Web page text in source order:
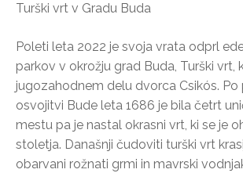
Turški vrt v Gradu Buda
Poleti leta 2022 je svoja vrata odprl
parkov v okrožju grad Buda, Turški vrt,
jugozahodnem delu dvorca Csikós. Po
osvojitvi Bude leta 1686 je bila četrt
mestu pa je nastal okrasni vrt, ki se je
stoletja. Današnji čudoviti turški vrt
obarvani rožnati grmi in mavrski